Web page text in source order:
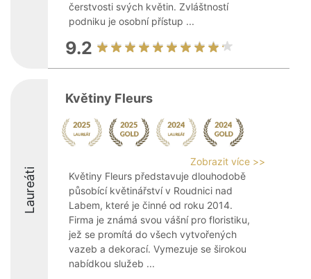
čerstvosti svých květin. Zvláštností
podniku je osobní přístup ...
9.2
Laureáti
Květiny Fleurs
Zobrazit více >>
Květiny Fleurs představuje dlouhodobě
působící květinářství v Roudnici nad
Labem, které je činné od roku 2014.
Firma je známá svou vášní pro floristiku,
jež se promítá do všech vytvořených
vazeb a dekorací. Vymezuje se širokou
nabídkou služeb ...